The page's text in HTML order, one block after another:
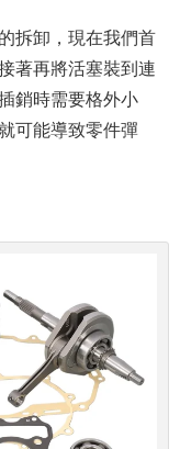
拆卸，現在我們首
著再將活塞裝到連
銷時需要格外小
可能導致零件彈